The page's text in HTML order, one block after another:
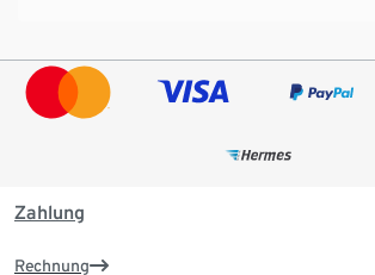
Zahlung
Rechnung